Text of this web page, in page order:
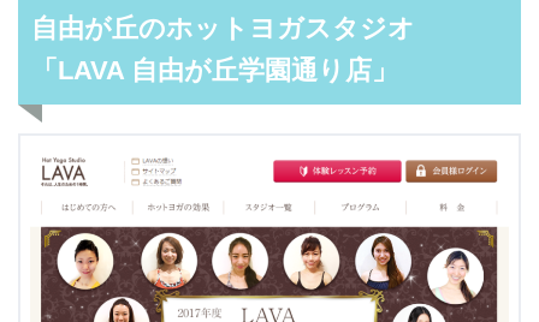
自由が丘のホットヨガスタジオ
「LAVA 自由が丘学園通り店」